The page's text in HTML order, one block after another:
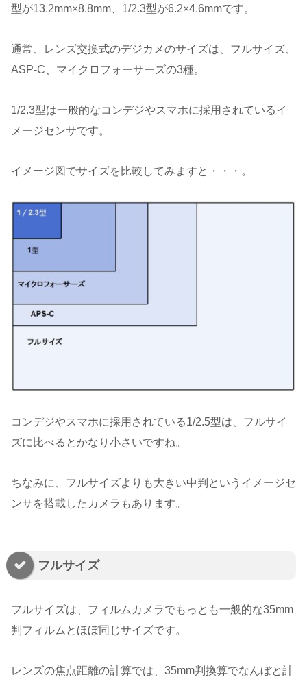
型が13.2mm×8.8mm、1/2.3型が6.2×4.6mmです。
通常、レンズ交換式のデジカメのサイズは、フルサイズ、
ASP-C、マイクロフォーサーズの3種。
1/2.3型は一般的なコンデジやスマホに採用されているイ
メージセンサです。
イメージ図でサイズを比較してみますと・・・。
コンデジやスマホに採用されている1/2.5型は、フルサイ
ズに比べるとかなり小さいですね。
ちなみに、フルサイズよりも大きい中判というイメージセ
ンサを搭載したカメラもあります。
フルサイズ
フルサイズは、フィルムカメラでもっとも一般的な35mm
判フィルムとほぼ同じサイズです。
レンズの焦点距離の計算では、35mm判換算でなんぼと計